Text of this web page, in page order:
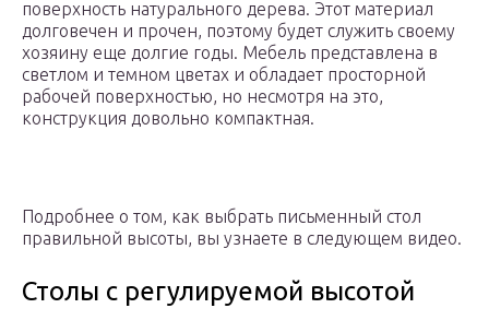
поверхность натурального дерева. Этот материал
долговечен и прочен, поэтому будет служить своему
хозяину еще долгие годы. Мебель представлена в
светлом и темном цветах и обладает просторной
рабочей поверхностью, но несмотря на это,
конструкция довольно компактная.
Подробнее о том, как выбрать письменный стол
правильной высоты, вы узнаете в следующем видео.
Столы с регулируемой высотой